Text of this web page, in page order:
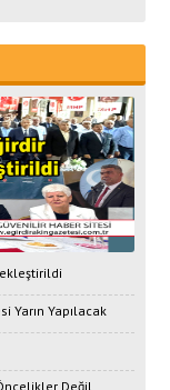
Yarın Yapılacak
Değil